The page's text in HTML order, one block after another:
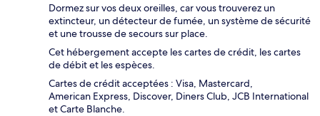
Dormez sur vos deux oreilles, car vous trouverez un
extincteur, un détecteur de fumée, un système de sécurité
et une trousse de secours sur place.
Cet hébergement accepte les cartes de crédit, les cartes
de débit et les espèces.
Cartes de crédit acceptées : Visa, Mastercard,
American Express, Discover, Diners Club, JCB International
et Carte Blanche.